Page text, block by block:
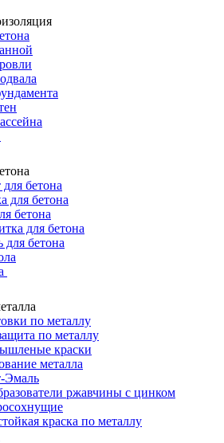
для бетона
для бетона
бетона
для бетона
для бетона
по металлу
по металлу
краски
металла
Эмаль
ржавчины с цинком
краска по металлу